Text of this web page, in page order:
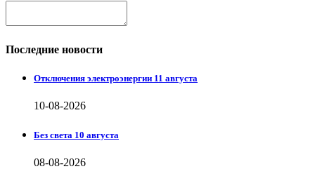
Последние новости
Отключения электроэнергии 11 августа
10-08-2026
Без света 10 августа
08-08-2026